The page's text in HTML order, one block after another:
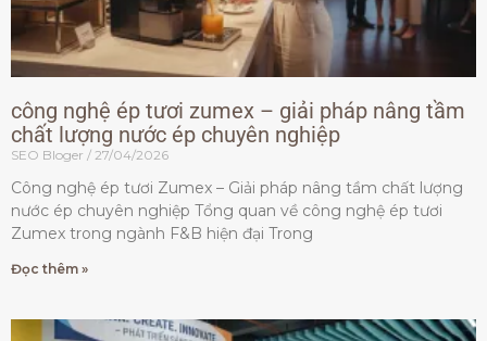
công nghệ ép tươi zumex – giải pháp nâng tầm
chất lượng nước ép chuyên nghiệp
SEO Bloger 27/04/2026
Công nghệ ép tươi Zumex – Giải pháp nâng tầm chất lượng
nước ép chuyên nghiệp Tổng quan về công nghệ ép tươi
Zumex trong ngành F&B hiện đại Trong
Đọc thêm »